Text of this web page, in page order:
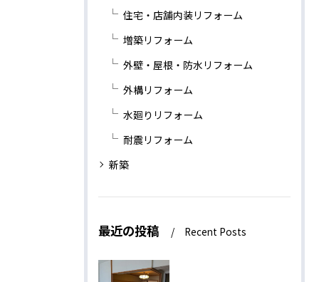
住宅・店舗内装リフォーム
増築リフォーム
外壁・屋根・防水リフォーム
外構リフォーム
水廻りリフォーム
耐震リフォーム
新築
最近の投稿 Recent Posts